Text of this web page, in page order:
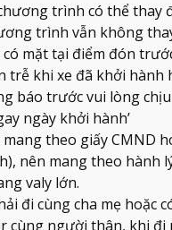
trình có thể thay
trình vẫn không
có mặt tại điểm đón
trễ khi xe đã khởi hành
báo trước vui lòng
ngày khởi hành’
theo giấy CMND
nên mang theo hành
valy lớn.
đi cùng cha mẹ hoặc
cùng người thân, khi đi